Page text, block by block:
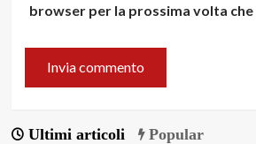
browser per la prossima volta che
Ultimi articoli Popular